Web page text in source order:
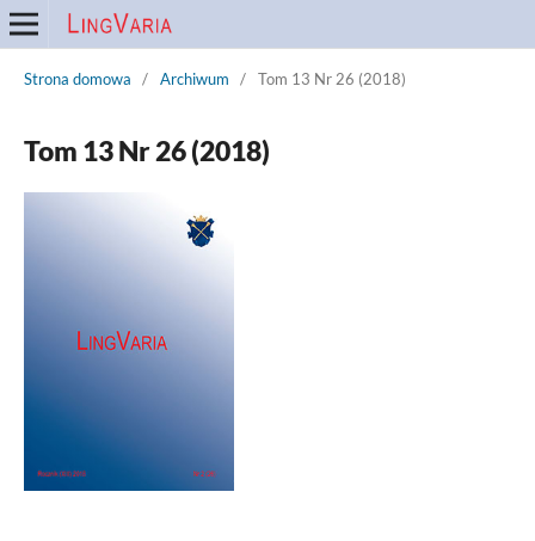
Strona domowa / Archiwum / Tom 13 Nr 26 (2018)
Tom 13 Nr 26 (2018)